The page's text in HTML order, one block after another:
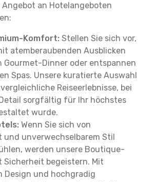
an Hotelangeboten
Komfort: Stellen Sie sich vor,
atemberaubenden Ausblicken
Gourmet-Dinner oder entspannen
Spas. Unsere kuratierte Auswahl
Reiseerlebnisse, bei
sorgfältig für Ihr höchstes
wurde.
Wenn Sie sich von
unverwechselbarem Stil
werden unsere Boutique-
Sicherheit begeistern. Mit
Design und hochgradig